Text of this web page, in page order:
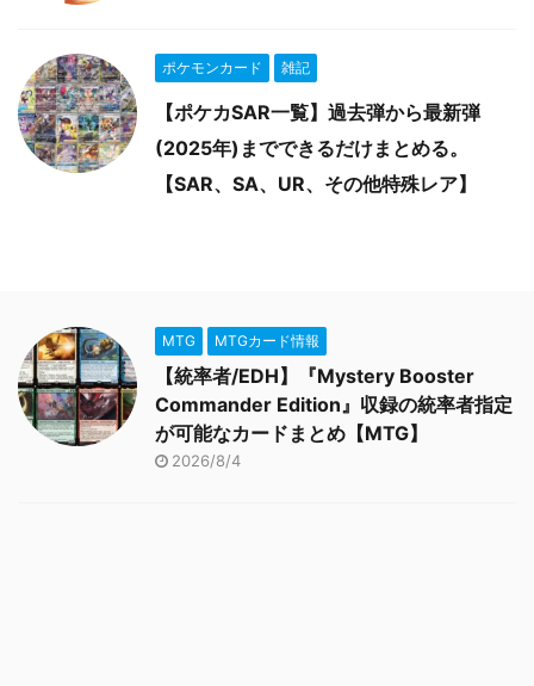
ポケモンカード 雑記
【ポケカSAR一覧】過去弾から最新弾
(2025年)までできるだけまとめる。
【SAR、SA、UR、その他特殊レア】
MTG MTGカード情報
【統率者/EDH】『Mystery Booster
Commander Edition』収録の統率者指定
が可能なカードまとめ【MTG】
2026/8/4